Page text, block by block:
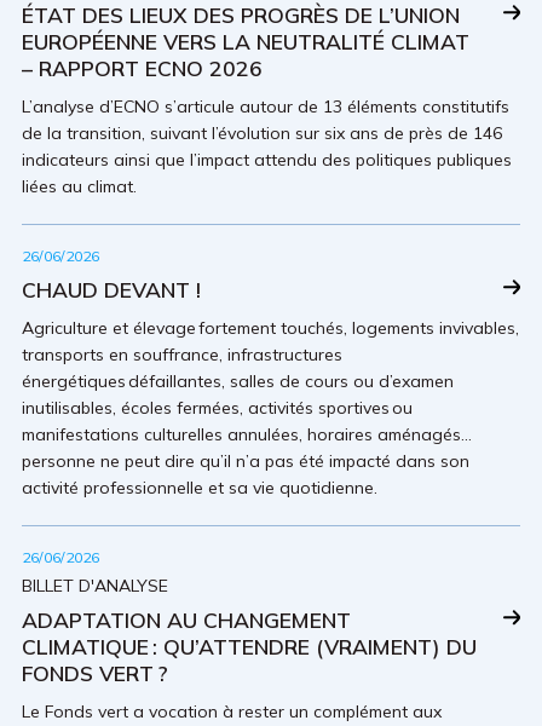
ÉTAT DES LIEUX DES PROGRÈS DE L’UNION
EUROPÉENNE VERS LA NEUTRALITÉ CLIMAT
– RAPPORT ECNO 2026
L’analyse d’ECNO s’articule autour de 13 éléments constitutifs
de la transition, suivant l’évolution sur six ans de près de 146
indicateurs ainsi que l’impact attendu des politiques publiques
liées au climat.
26/06/2026
CHAUD DEVANT !
Agriculture et élevage fortement touchés, logements invivables,
transports en souffrance, infrastructures
énergétiques défaillantes, salles de cours ou d’examen
inutilisables, écoles fermées, activités sportives ou
manifestations culturelles annulées, horaires aménagés…
personne ne peut dire qu’il n’a pas été impacté dans son
activité professionnelle et sa vie quotidienne.
26/06/2026
BILLET D'ANALYSE
ADAPTATION AU CHANGEMENT
CLIMATIQUE : QU’ATTENDRE (VRAIMENT) DU
FONDS VERT ?
Le Fonds vert a vocation à rester un complément aux